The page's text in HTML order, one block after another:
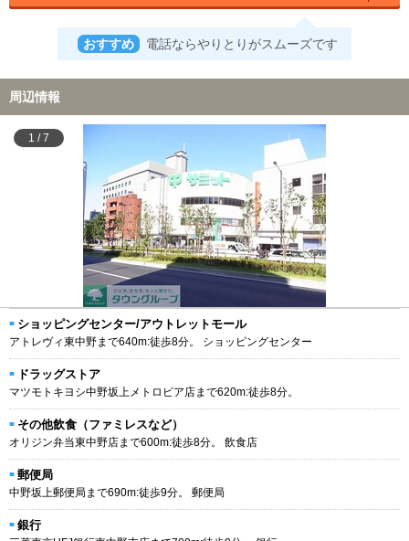
おすすめ 電話ならやりとりがスムーズです
周辺情報
1 /7
ショッピングセンター/アウトレットモール
アトレヴィ東中野まで640m:徒歩8分。 ショッピングセンター
ドラッグストア
マツモトキヨシ中野坂上メトロピア店まで620m:徒歩8分。
その他飲食（ファミレスなど）
オリジン弁当東中野店まで600m:徒歩8分。 飲食店
郵便局
中野坂上郵便局まで690m:徒歩9分。 郵便局
銀行